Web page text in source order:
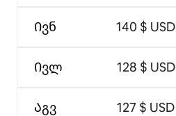
Ივნ
Ივლ
Აგვ
140 $ USD
128 $ USD
127 $ USD